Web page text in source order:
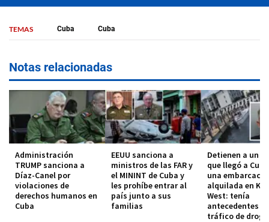
TEMAS Cuba Cuba
Notas relacionadas
Administración
TRUMP sanciona a
Díaz-Canel por
violaciones de
derechos humanos en
Cuba
EEUU sanciona a
ministros de las FAR y
el MININT de Cuba y
les prohíbe entrar al
país junto a sus
familias
Detienen a un
que llegó a
una
alquilada en Key
West: tenía
antecedentes
tráfico de